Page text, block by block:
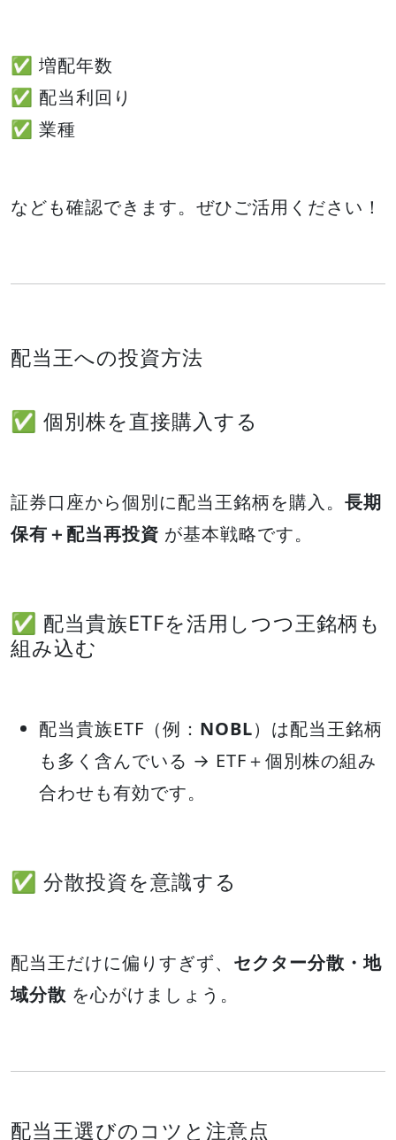
✅ 増配年数
✅ 配当利回り
✅ 業種
なども確認できます。ぜひご活用ください！
配当王への投資方法
✅ 個別株を直接購入する
証券口座から個別に配当王銘柄を購入。 長期
保有＋配当再投資 が基本戦略です。
✅ 配当貴族ETFを活用しつつ王銘柄も
組み込む
配当貴族ETF（例： NOBL）は配当王銘柄
も多く含んでいる → ETF＋個別株の組み
合わせも有効です。
✅ 分散投資を意識する
配当王だけに偏りすぎず、 セクター分散・地
域分散 を心がけましょう。
配当王選びのコツと注意点